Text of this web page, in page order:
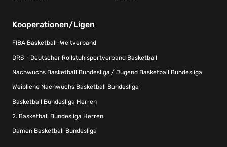
Kooperationen/Ligen
FIBA Basketball-Weltverband
DRS – Deutscher Rollstuhlsportverband Basketball
Nachwuchs Basketball Bundesliga / Jugend Basketball Bundesliga
Weibliche Nachwuchs Basketball Bundesliga
Basketball Bundesliga Herren
2. Basketball Bundesliga Herren
Damen Basketball Bundesliga